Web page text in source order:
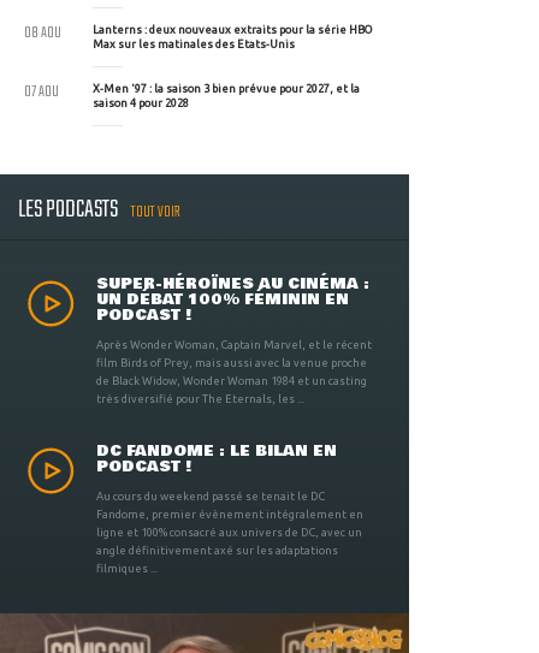
Lanterns : deux nouveaux extraits pour la série HBO
Max sur les matinales des Etats-Unis
08 AOU
X-Men '97 : la saison 3 bien prévue pour 2027, et la
saison 4 pour 2028
07 AOU
LES PODCASTS TOUT VOIR
SUPER-HÉROÏNES AU CINÉMA :
UN DÉBAT 100% FÉMININ EN
PODCAST !
Après Wonder Woman, Captain Marvel, et le récent
film Birds of Prey, mais aussi avec la venue proche
de Black Widow, Wonder Woman 1984 et un casting
très diversifié pour The Eternals, les ...
DC FANDOME : LE BILAN EN
PODCAST !
Au cours du weekend passé se tenait le DC
Fandome, premier évènement intégralement en
ligne et 100% consacré aux univers de DC, avec un
angle définitivement axé sur les adaptations
filmiques ...